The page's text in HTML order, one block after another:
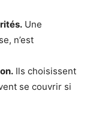
Une
n’est
Ils choisissent
se couvrir si